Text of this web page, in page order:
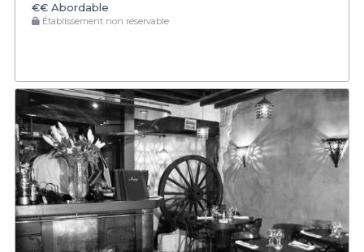
€€ Abordable
Établissement non réservable